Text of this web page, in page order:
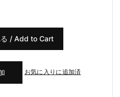
お気に入りに追加済